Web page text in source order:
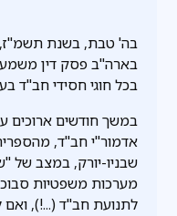
בה' טבת, בשנת תשמ"ז,
בארה"ב פסק דין
בכל חוגי חסידי חב"ד
במשך חודשים ארוכים
שבניו-יורק, במצב של
מערכות משפטיות
לתנועת חב"ד (...!), ואם